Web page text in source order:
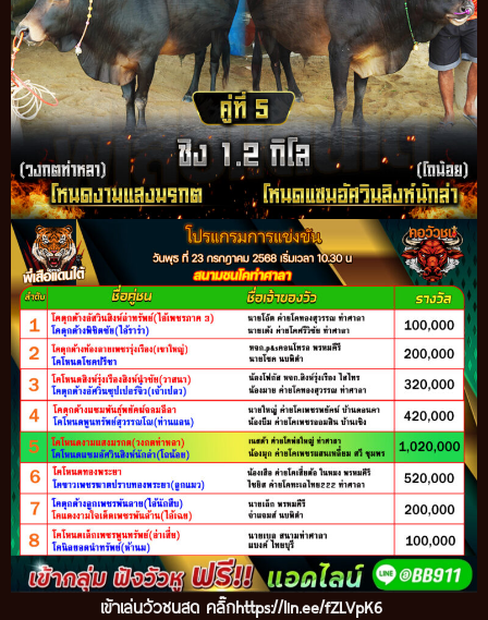
เข้าเล่นวัวชนสด คลิ๊กhttps://lin.ee/fZLVpK6